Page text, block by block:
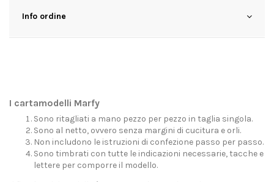
Info ordine
I cartamodelli Marfy
Sono ritagliati a mano pezzo per pezzo in taglia singola.
Sono al netto, ovvero senza margini di cucitura e orli.
Non includono le istruzioni di confezione passo per passo.
Sono timbrati con tutte le indicazioni necessarie, tacche e
lettere per comporre il modello.